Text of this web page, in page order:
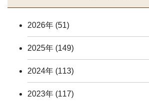
2026年 (51)
2025年 (149)
2024年 (113)
2023年 (117)